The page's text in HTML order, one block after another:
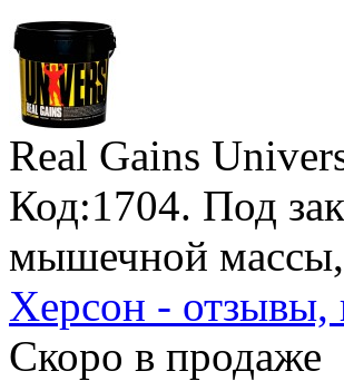
Real Gains
Код:1704. Под
мышечной
Херсон - отзывы,
Скоро в продаже